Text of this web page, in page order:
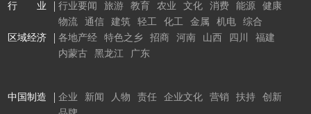
行 业
行业要闻 旅游 教育 农业 文化 消费 能源
健康
物流
通信 建筑 轻工 化工 金属 机电
综合
区域经济
各地产经 特色之乡 招商 河南 山西 四川
福建
内蒙古
黑龙江 广东
中国制造 企业 新闻 人物 责任 企业文化 营销 扶持
创新